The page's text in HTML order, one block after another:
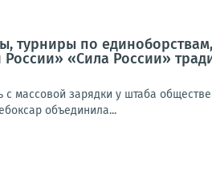
турниры по
«Сила России»
с массовой зарядки у штаба
объединила...